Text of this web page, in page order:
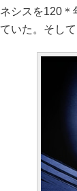
ネシスを120＊
ていた。そし